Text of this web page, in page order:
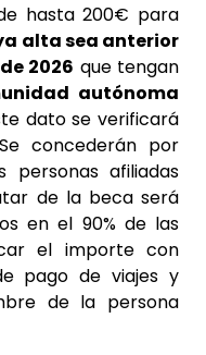
hasta 200€ para
alta sea anterior
2026 que tengan
autónoma
dato se verificará
concederán por
afiliadas
de la beca será
en el 90% de las
el importe con
pago de viajes y
de la persona